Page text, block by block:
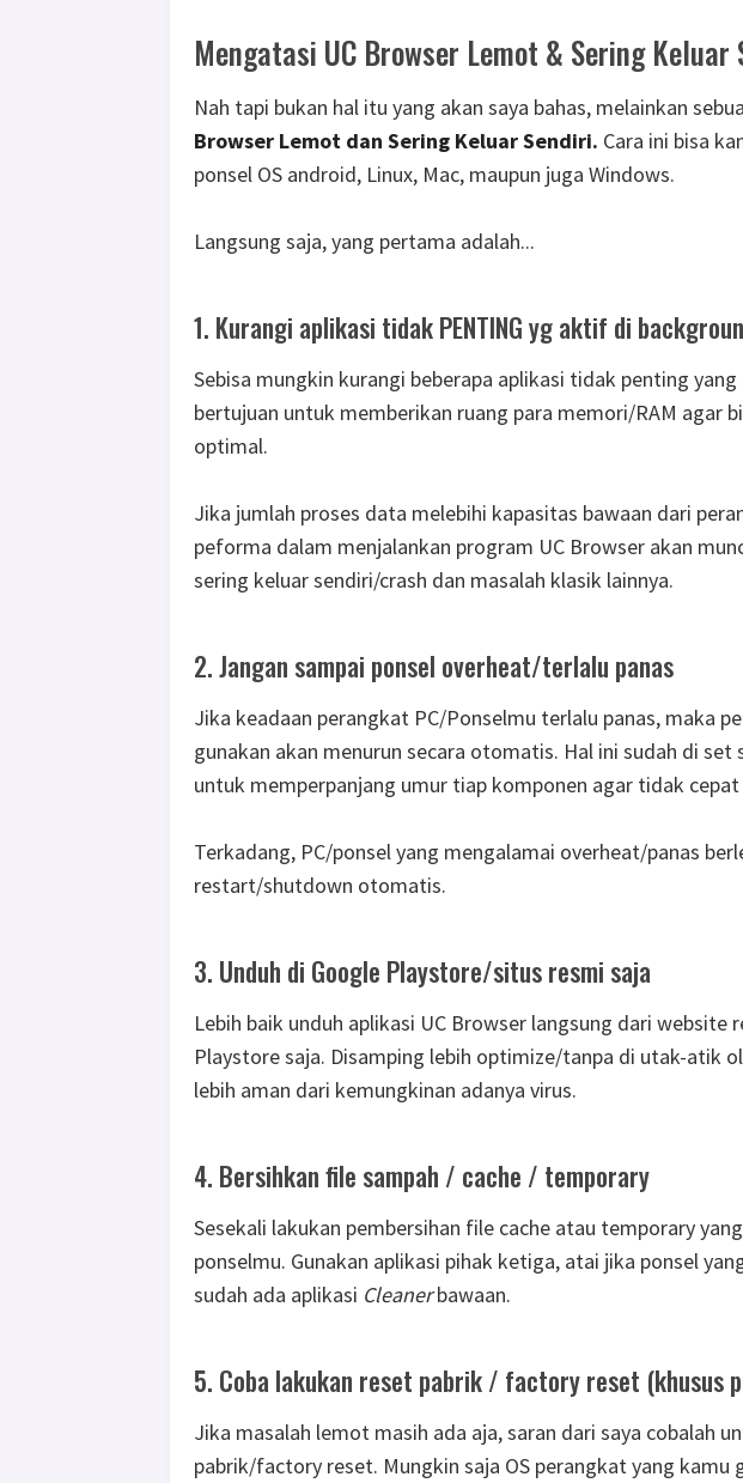
Mengatasi UC Browser Lemot & Sering Keluar
Nah tapi bukan hal itu yang akan saya bahas, melainkan
Browser Lemot dan Sering Keluar Sendiri. Cara ini bisa
ponsel OS android, Linux, Mac, maupun juga Windows.
Langsung saja, yang pertama adalah...
1. Kurangi aplikasi tidak PENTING yg aktif di
Sebisa mungkin kurangi beberapa aplikasi tidak penting
bertujuan untuk memberikan ruang para memori/RAM agar
optimal.
Jika jumlah proses data melebihi kapasitas bawaan dari
peforma dalam menjalankan program UC Browser akan
sering keluar sendiri/crash dan masalah klasik lainnya.
2. Jangan sampai ponsel overheat/terlalu panas
Jika keadaan perangkat PC/Ponselmu terlalu panas, maka
gunakan akan menurun secara otomatis. Hal ini sudah di set
untuk memperpanjang umur tiap komponen agar tidak cepat
Terkadang, PC/ponsel yang mengalamai overheat/panas
restart/shutdown otomatis.
3. Unduh di Google Playstore/situs resmi saja
Lebih baik unduh aplikasi UC Browser langsung dari website
Playstore saja. Disamping lebih optimize/tanpa di utak-atik
lebih aman dari kemungkinan adanya virus.
4. Bersihkan file sampah / cache / temporary
Sesekali lakukan pembersihan file cache atau temporary
ponselmu. Gunakan aplikasi pihak ketiga, atai jika ponsel
sudah ada aplikasi Cleanerbawaan.
5. Coba lakukan reset pabrik / factory reset (khusus
Jika masalah lemot masih ada aja, saran dari saya cobalah
pabrik/factory reset. Mungkin saja OS perangkat yang kamu